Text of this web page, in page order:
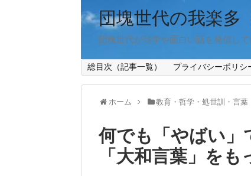
団塊世代の我楽多
団塊世代が雑学や面白い話を発信し
総目次（記事一覧） プライバシーポリシ
ホーム 教育・哲学・処世訓・言葉
何でも「やばい」
「大和言葉」をも